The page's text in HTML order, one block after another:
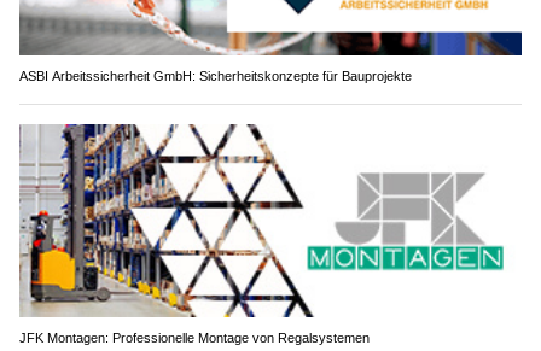
ASBI Arbeitssicherheit GmbH: Sicherheitskonzepte für Bauprojekte
JFK Montagen: Professionelle Montage von Regalsystemen